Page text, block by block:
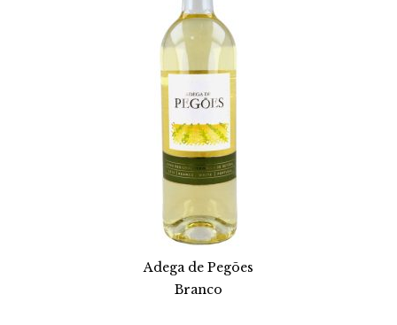
Adega de Pegões
Branco